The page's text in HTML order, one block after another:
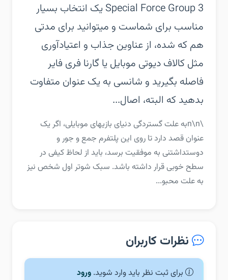
Special Force Group 3 یک انتخاب بسیار
مناسب برای شماست و میتوانید برای مدتی
هم که شده، از عناوین جذاب و اعتیادآوری
مثل کالاف دیوتی موبایل یا گارنا فری فایر
فاصله بگیرید و شانسی به یک عنوان متفاوت
بدهید که البته، اصال...
\n\nبه علت گستردگی دنیای بازیهای موبایلی، اگر یک
عنوان قصد دارد تا روی این پلتفرم جمع و جور و
دوستداشتنی به موفقیت برسد، باید از لحاظ کیفی در
سطح خوبی قرار داشته باشد. سبک شوتر اول شخص نیز
به علت محبو...
نظرات کاربران
برای ثبت نظر باید وارد شوید. ورود